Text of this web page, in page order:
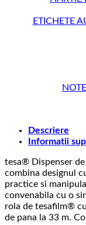
ETICHETE
Descriere
Informații
tesa® Dispenser
combina designul
practice si
convenabila cu o
rola de tesafilm®
de pana la 33 m.